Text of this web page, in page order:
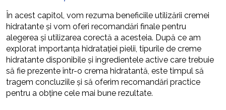
În acest capitol, vom rezuma beneficiile utilizării cremei
hidratante și vom oferi recomandări finale pentru
alegerea și utilizarea corectă a acesteia. După ce am
explorat importanța hidratației pielii, tipurile de creme
hidratante disponibile și ingredientele active care trebuie
să fie prezente într-o crema hidratantă, este timpul să
tragem concluziile și să oferim recomandări practice
pentru a obține cele mai bune rezultate.